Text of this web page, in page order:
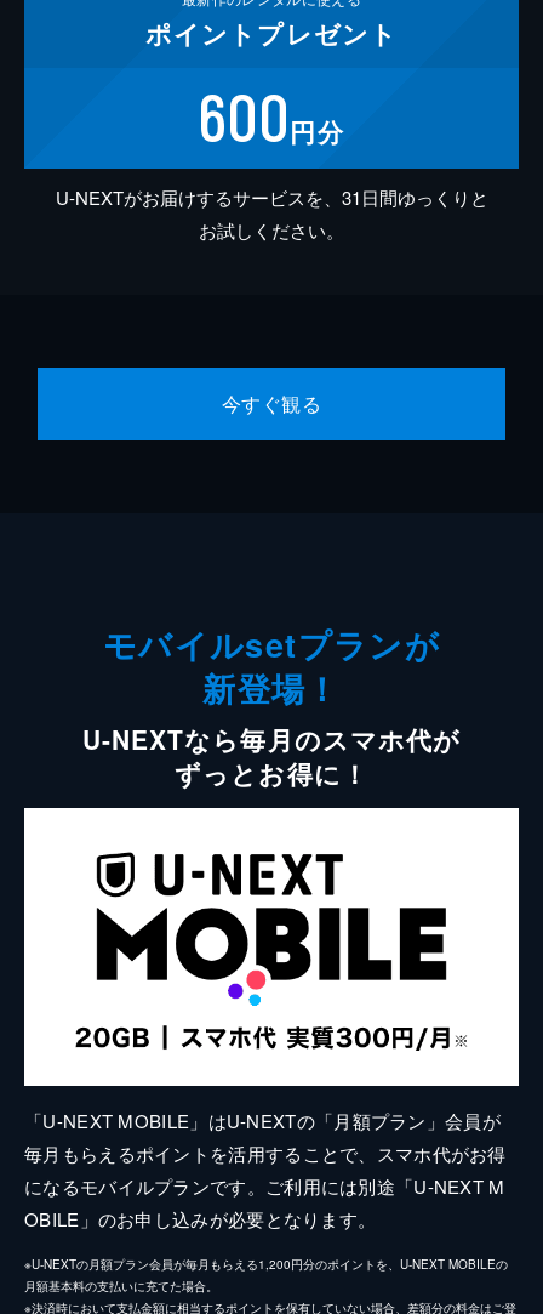
ポイント プレゼント
600円分
U-NEXTがお届けするサービスを、31日間ゆっくりと
お試しください。
今すぐ観る
モバイルsetプランが
新登場！
U-NEXTなら毎月のスマホ代が
ずっとお得に！
「U-NEXT MOBILE」はU-NEXTの「月額プラン」会員が
毎月もらえるポイントを活用することで、スマホ代がお得
になるモバイルプランです。ご利用には別途「U-NEXT M
OBILE」のお申し込みが必要となります。
※U-NEXTの月額プラン会員が毎月もらえる1,200円分のポイントを、U-NEXT MOBILEの
月額基本料の支払いに充てた場合。
※決済時において支払金額に相当するポイントを保有していない場合、差額分の料金はご登